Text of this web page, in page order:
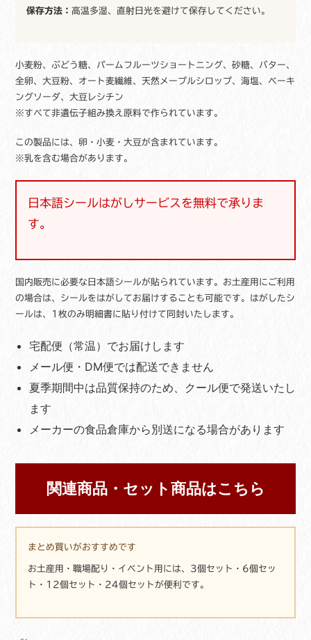
お
菓
子
ギ
ト
個
保存方法：高温多湿、直射日光を避けて保存してください。
小麦粉、ぶどう糖、パームフルーツショートニング、砂糖、バター、
全卵、大豆粉、オート麦繊維、天然メープルシロップ、海塩、ベーキ
ングソーダ、大豆レシチン
※すべて非遺伝子組み換え原料で作られています。
この製品には、卵・小麦・大豆が含まれています。
※乳を含む場合があります。
日本語シールはがしサービスを無料で承りま
す。
国内販売に必要な日本語シールが貼られています。お土産用にご利用
の場合は、シールをはがしてお届けすることも可能です。はがしたシ
ールは、1枚のみ明細書に貼り付けて同封いたします。
宅配便（常温）でお届けします
メール便・DM便では配送できません
夏季期間中は品質保持のため、クール便で発送いたし
ます
メーカーの食品倉庫から別送になる場合があります
関連商品・セット商品はこちら
まとめ買いがおすすめです
お土産用・職場配り・イベント用には、3個セット・6個セッ
ト・12個セット・24個セットが便利です。